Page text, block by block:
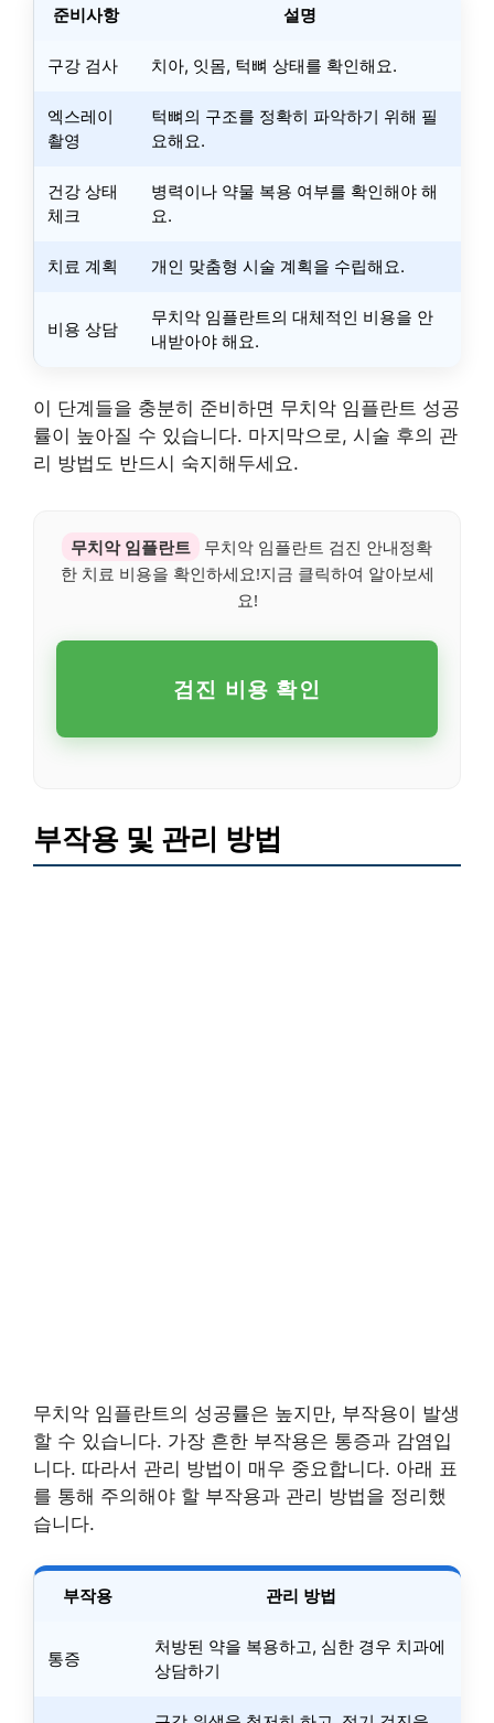
준비사항 설명
구강 검사 치아, 잇몸, 턱뼈 상태를 확인해요.
엑스레이
촬영
턱뼈의 구조를 정확히 파악하기 위해 필
요해요.
건강 상태
체크
병력이나 약물 복용 여부를 확인해야 해
요.
치료 계획 개인 맞춤형 시술 계획을 수립해요.
비용 상담
무치악 임플란트의 대체적인 비용을 안
내받아야 해요.
이 단계들을 충분히 준비하면 무치악 임플란트 성공
률이 높아질 수 있습니다. 마지막으로, 시술 후의 관
리 방법도 반드시 숙지해두세요.
무치악 임플란트
무치악 임플란트 검진 안내정확
한 치료 비용을 확인하세요!지금 클릭하여 알아보세
요!
검진 비용 확인
부작용 및 관리 방법
무치악 임플란트의 성공률은 높지만, 부작용이 발생
할 수 있습니다. 가장 흔한 부작용은 통증과 감염입
니다. 따라서 관리 방법이 매우 중요합니다. 아래 표
를 통해 주의해야 할 부작용과 관리 방법을 정리했
습니다.
부작용 관리 방법
통증
처방된 약을 복용하고, 심한 경우 치과에
상담하기